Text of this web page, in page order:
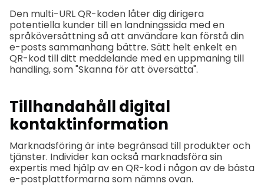
Den multi-URL QR-koden låter dig dirigera
potentiella kunder till en landningssida med en
språköversättning så att användare kan förstå din
e-posts sammanhang bättre. Sätt helt enkelt en
QR-kod till ditt meddelande med en uppmaning till
handling, som "Skanna för att översätta".
Tillhandahåll digital
kontaktinformation
Marknadsföring är inte begränsad till produkter och
tjänster. Individer kan också marknadsföra sin
expertis med hjälp av en QR-kod i någon av de bästa
e-postplattformarna som nämns ovan.